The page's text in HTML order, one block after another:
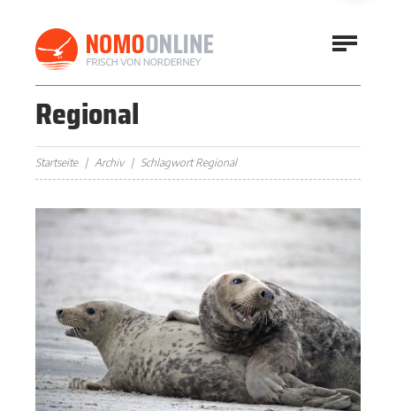
Regional
Startseite Archiv Schlagwort Regional